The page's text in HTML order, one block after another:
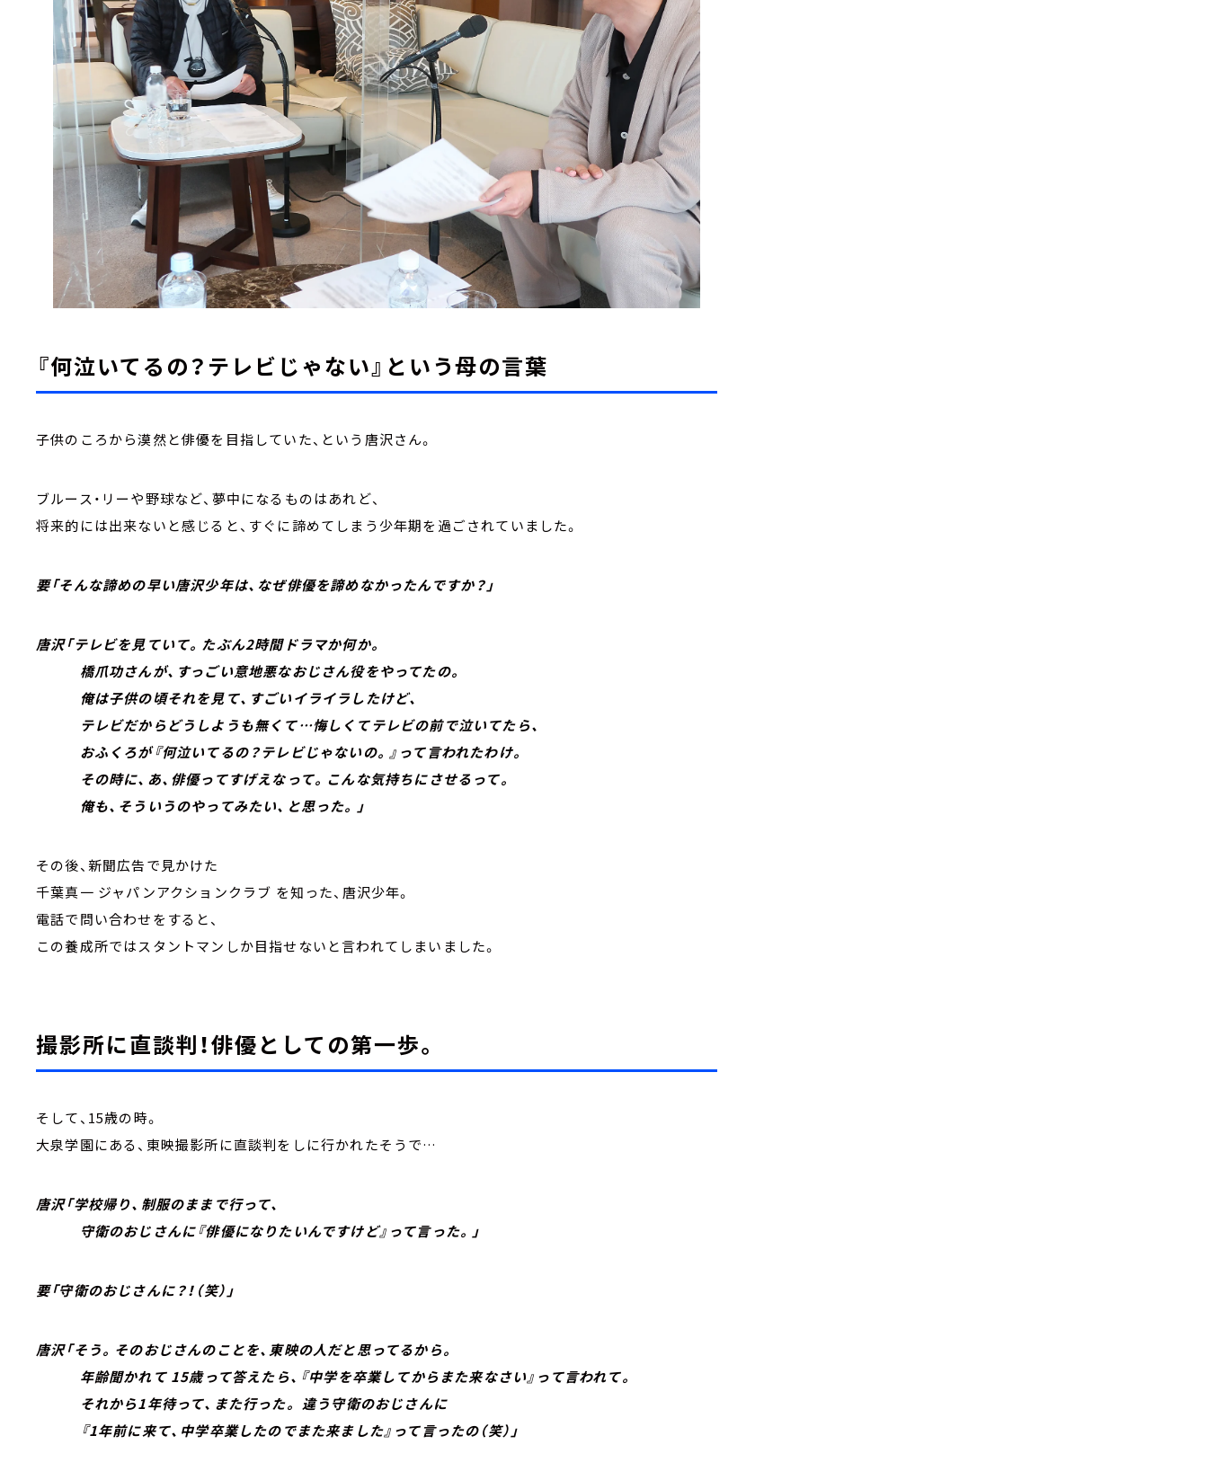
『何泣いてるの？テレビじゃない』という母の言葉
子供のころから漠然と俳優を目指していた、という唐沢さん。
ブルース・リーや野球など、夢中になるものはあれど、
将来的には出来ないと感じると、すぐに諦めてしまう少年期を過ごされていました。
要「そんな諦めの早い唐沢少年は、なぜ俳優を諦めなかったんですか？」
唐沢「テレビを見ていて。たぶん2時間ドラマか何か。
橋爪功さんが、すっごい意地悪なおじさん役をやってたの。
俺は子供の頃それを見て、すごいイライラしたけど、
テレビだからどうしようも無くて…悔しくてテレビの前で泣いてたら、
おふくろが『何泣いてるの？テレビじゃないの。』って言われたわけ。
その時に、あ、俳優ってすげえなって。こんな気持ちにさせるって。
俺も、そういうのやってみたい、と思った。」
その後、新聞広告で見かけた
千葉真一 ジャパンアクションクラブ を知った、唐沢少年。
電話で問い合わせをすると、
この養成所ではスタントマンしか目指せないと言われてしまいました。
撮影所に直談判！俳優としての第一歩。
そして、15歳の時。
大泉学園にある、東映撮影所に直談判をしに行かれたそうで…
唐沢「学校帰り、制服のままで行って、
守衛のおじさんに『俳優になりたいんですけど』って言った。」
要「守衛のおじさんに？！（笑）」
唐沢「そう。そのおじさんのことを、東映の人だと思ってるから。
年齢聞かれて 15歳って答えたら、『中学を卒業してからまた来なさい』って言われて。
それから1年待って、また行った。 違う守衛のおじさんに
『1年前に来て、中学卒業したのでまた来ました』って言ったの（笑）」